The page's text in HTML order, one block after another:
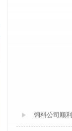
饲料公司顺